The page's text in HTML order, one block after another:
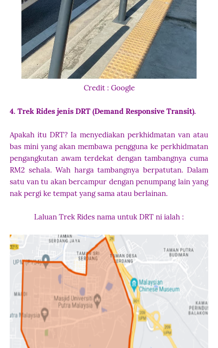
Credit : Google
4. Trek Rides jenis DRT (Demand Responsive Transit).
Apakah itu DRT? Ia menyediakan perkhidmatan van atau
bas mini yang akan membawa pengguna ke perkhidmatan
pengangkutan awam terdekat dengan tambangnya cuma
RM2 sehala. Wah harga tambangnya berpatutan. Dalam
satu van tu akan bercampur dengan penumpang lain yang
nak pergi ke tempat yang sama atau berlainan.
Laluan Trek Rides nama untuk DRT ni ialah :